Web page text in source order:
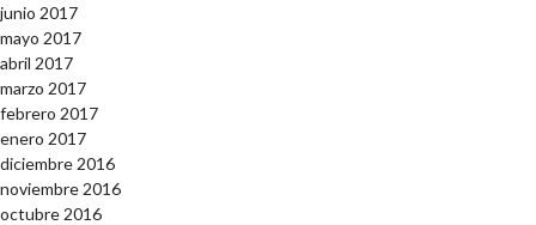
junio 2017
mayo 2017
abril 2017
marzo 2017
febrero 2017
enero 2017
diciembre 2016
noviembre 2016
octubre 2016